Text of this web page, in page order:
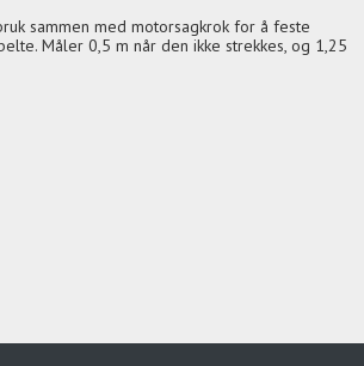
sammen med motorsagkrok for å feste
Måler 0,5 m når den ikke strekkes, og 1,25